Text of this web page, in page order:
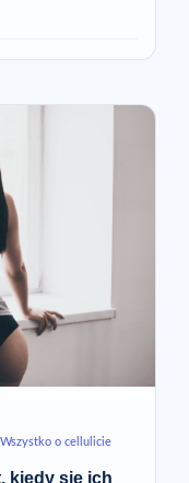
Wszystko o cellulicie
kiedy się ich